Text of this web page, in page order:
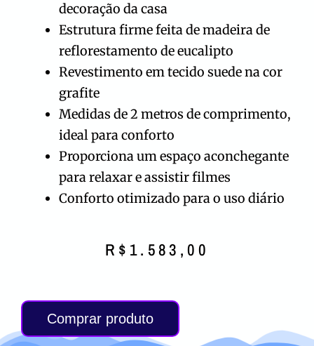
decoração da casa
Estrutura firme feita de madeira de
reflorestamento de eucalipto
Revestimento em tecido suede na cor
grafite
Medidas de 2 metros de comprimento,
ideal para conforto
Proporciona um espaço aconchegante
para relaxar e assistir filmes
Conforto otimizado para o uso diário
R$ 1.583,00
Comprar produto